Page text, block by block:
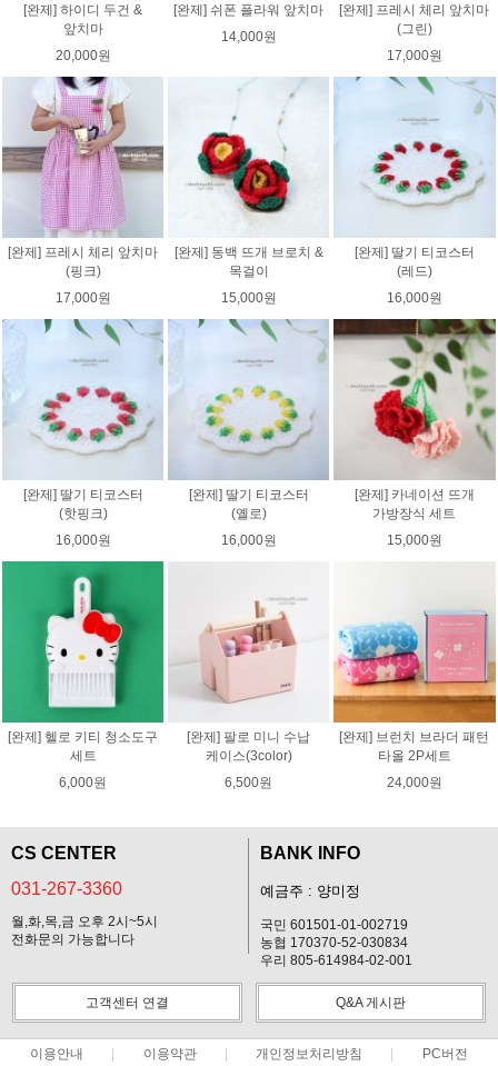
[완제] 하이디 두건 &
앞치마
20,000원
[완제] 쉬폰 플라워 앞치마
14,000원
[완제] 프레시 체리 앞치마
(그린)
17,000원
[완제] 프레시 체리 앞치마
(핑크)
17,000원
[완제] 동백 뜨개 브로치 &
목걸이
15,000원
[완제] 딸기 티코스터
(레드)
16,000원
[완제] 딸기 티코스터
(핫핑크)
16,000원
[완제] 딸기 티코스터
(옐로)
16,000원
[완제] 카네이션 뜨개
가방장식 세트
15,000원
[완제] 헬로 키티 청소도구
세트
6,000원
[완제] 팔로 미니 수납
케이스(3color)
6,500원
[완제] 브런치 브라더 패턴
타올 2P세트
24,000원
CS CENTER
031-267-3360
월,화,목,금 오후 2시~5시
전화문의 가능합니다
BANK INFO
예금주 : 양미정
국민 601501-01-002719
농협 170370-52-030834
우리 805-614984-02-001
고객센터 연결 Q&A 게시판
이용안내 이용약관 개인정보처리방침 PC버전